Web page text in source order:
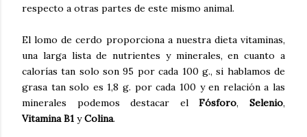
respecto a otras partes de este mismo animal.
El lomo de cerdo proporciona a nuestra dieta vitaminas,
una larga lista de nutrientes y minerales, en cuanto a
calorías tan solo son 95 por cada 100 g., si hablamos de
grasa tan solo es 1,8 g. por cada 100 y en relación a las
minerales podemos destacar elFósforo,Selenio,
Vitamina B1 yColina.